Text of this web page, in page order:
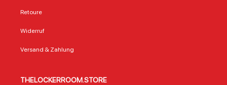
Retoure
Widerruf
Versand & Zahlung
THELOCKERROOM.STORE